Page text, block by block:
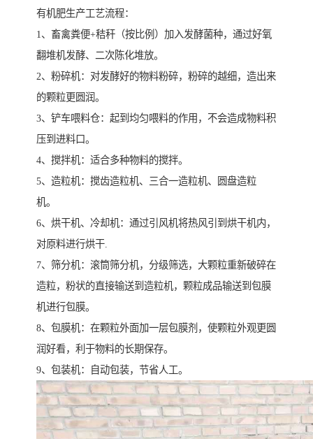
有机肥生产工艺流程：
1、畜禽粪便+秸秆（按比例）加入发酵菌种，通过好氧
翻堆机发酵、二次陈化堆放。
2、粉碎机：对发酵好的物料粉碎，粉碎的越细，造出来
的颗粒更圆润。
3、铲车喂料仓：起到均匀喂料的作用，不会造成物料积
压到进料口。
4、搅拌机：适合多种物料的搅拌。
5、造粒机：搅齿造粒机、三合一造粒机、圆盘造粒
机。
6、烘干机、冷却机：通过引风机将热风引到烘干机内，
对原料进行烘干.
7、筛分机：滚筒筛分机，分级筛选，大颗粒重新破碎在
造粒，粉状的直接输送到造粒机，颗粒成品输送到包膜
机进行包膜。
8、包膜机：在颗粒外面加一层包膜剂，使颗粒外观更圆
润好看，利于物料的长期保存。
9、包装机：自动包装，节省人工。